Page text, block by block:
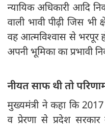
न्यायिक अधिकारी आदि
वाली भावी पीढ़ी जिस भी
वह आत्मविश्वास से भरपूर
अपनी भूमिका का प्रभावी
नीयत साफ थी तो
मुख्यमंत्री ने कहा कि 2017
व प्रेरणा से प्रदेश